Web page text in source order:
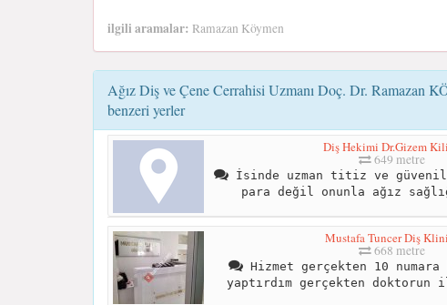
ilgili aramalar: Ramazan Köymen
Ağız Diş ve Çene Cerrahisi Uzmanı Doç. Dr. Ramazan
benzeri yerler
Diş Hekimi Dr.Gizem
649 metre
İsinde uzman titiz ve
para değil onunla ağız
Mustafa Tuncer Diş
668 metre
Hizmet gerçekten 10 numara
yaptırdım gerçekten